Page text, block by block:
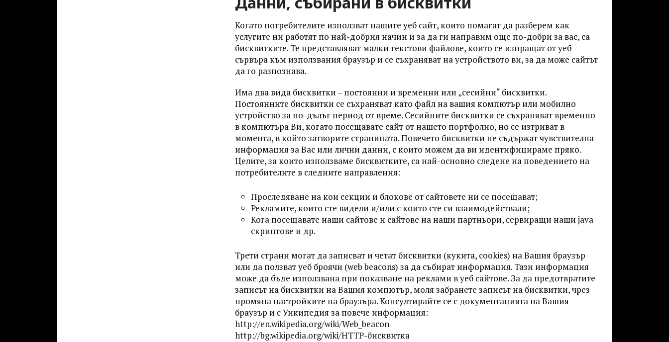
Когато потребителите използват нашите уеб сайт, които помагат да разберем как
услугите ни работят по най-добрия начин и за да ги направим още по-добри за вас, са
бисквитките. Те представляват малки текстови файлове, които се изпращат от уеб
сървъра към използвания браузър и се съхраняват на устройството ви, за да може сайтът
да го разпознава.
Има два вида бисквитки – постоянни и временни или „сесийни“ бисквитки.
Постоянните бисквитки се съхраняват като файл на вашия компютър или мобилно
устройство за по-дълъг период от време. Сесийните бисквитки се съхраняват временно
в компютъра Ви, когато посещавате сайт от нашето портфолио, но се изтриват в
момента, в който затворите страницата. Повечето бисквитки не съдържат чувствителна
информация за Вас или лични данни, с които можем да ви идентифицираме пряко.
Целите, за които използваме бисквитките, са най-основно следене на поведението на
потребителите в следните направления:
Проследяване на кои секции и блокове от сайтовете ни се посещават;
Рекламите, които сте видели и/или с които сте си взаимодействали;
Кога посещавате наши сайтове и сайтове на наши партньори, сервиращи наши java
скриптове и др.
Трети страни могат да записват и четат бисквитки (кукита, cookies) на Вашия браузър
или да ползват уеб броячи (web beacons) за да събират информация. Тази информация
може да бъде използвана при показване на реклами в уеб сайтове. За да предотвратите
записът на бисквитки на Вашия компютър, моля забранете записът на бисквитки, чрез
промяна настройките на браузъра. Консултирайте се с документацията на Вашия
браузър и с Уикипедия за повече информация:
http://en.wikipedia.org/wiki/Web_beacon
http://bg.wikipedia.org/wiki/HTTP-бисквитка